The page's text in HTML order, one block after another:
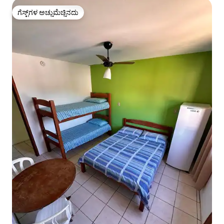
ಗೆಸ್ಟ್‌ಗಳ ಅಚ್ಚುಮೆಚ್ಚಿನದು
ಗೆಸ್ಟ್‌ಗಳ ಅಚ್ಚುಮೆಚ್ಚಿನದು